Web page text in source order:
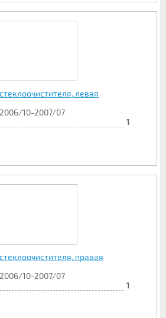
левая
10-2007/07
1
правая
10-2007/07
1